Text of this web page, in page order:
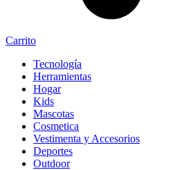
Carrito
Tecnología
Herramientas
Hogar
Kids
Mascotas
Cosmetica
Vestimenta y Accesorios
Deportes
Outdoor